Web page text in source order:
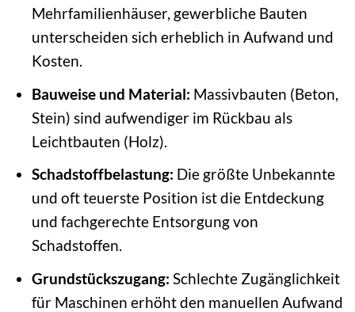
Mehrfamilienhäuser, gewerbliche Bauten
unterscheiden sich erheblich in Aufwand und
Kosten.
Bauweise und Material: Massivbauten (Beton,
Stein) sind aufwendiger im Rückbau als
Leichtbauten (Holz).
Schadstoffbelastung: Die größte Unbekannte
und oft teuerste Position ist die Entdeckung
und fachgerechte Entsorgung von
Schadstoffen.
Grundstückszugang: Schlechte Zugänglichkeit
für Maschinen erhöht den manuellen Aufwand